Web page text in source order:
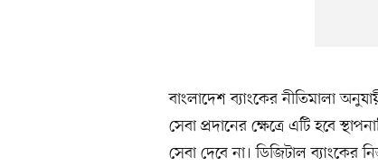
বাংলাদেশ ব্যাংকের নীতিমালা
সেবা প্রদানের ক্ষেত্রে এটি হবে
সেবা দেবে না। ডিজিটাল